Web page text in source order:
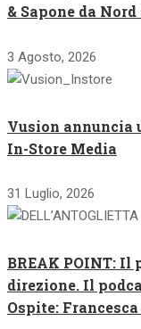
& Sapone da
3 Agosto, 2026
Vusion annuncia
In-Store Media
31 Luglio, 2026
BREAK POINT:
direzione. Il
Ospite: